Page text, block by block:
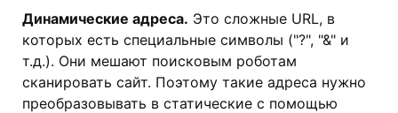
Динамические адреса. Это сложные URL, в
которых есть специальные символы ("?", "&" и
т.д.). Они мешают поисковым роботам
сканировать сайт. Поэтому такие адреса нужно
преобразовывать в статические с помощью